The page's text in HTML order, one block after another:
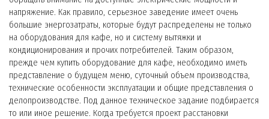
напряжение. Как правило, серьезное заведение имеет очень
большие энергозатраты, которые будут распределены не только
на оборудования для кафе, но и систему вытяжки и
кондиционирования и прочих потребителей. Таким образом,
прежде чем купить оборудование для кафе, необходимо иметь
представление о будущем меню, суточный объем производства,
технические особенности эксплуатации и общие представления о
делопроизводстве. Под данное техническое задание подбирается
то или иное решение. Когда требуется проект расстановки